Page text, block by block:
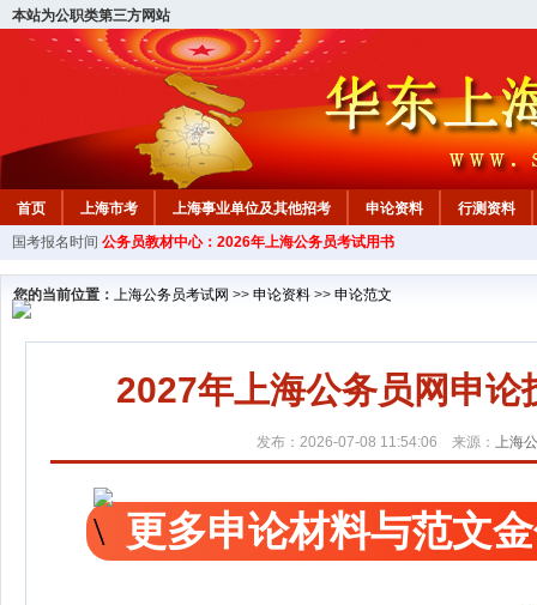
本站为公职类第三方网站
首页 上海市考 上海事业单位及其他招考 申论资料
行测资料
国考报名时间 公务员教材中心：2026年上海公务员考试用书
您的当前位置： 上海公务员考试网 >> 申论资料 >> 申论范文
2027年上海公务员网申
发布：2026-07-08 11:54:06 来源： 上海
更多申论材料与范文